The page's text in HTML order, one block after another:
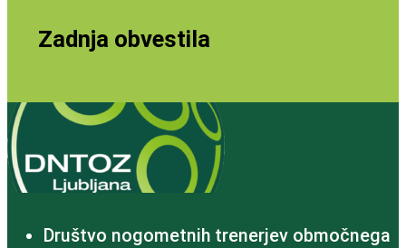
Društvo nogometnih trenerjev območnega
Zadnja obvestila